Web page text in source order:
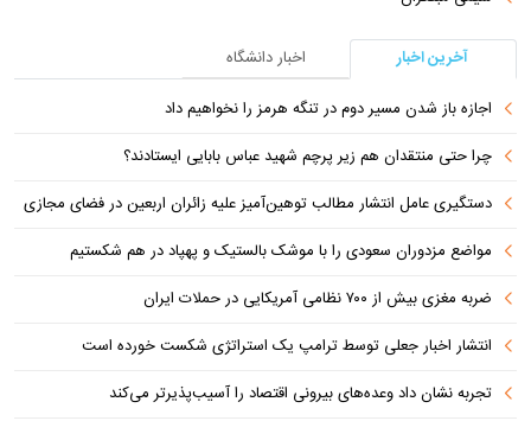
آخرین اخبار
اخبار دانشگاه
اجازه باز شدن مسیر دوم در تنگه هرمز را نخواهیم داد
چرا حتی منتقدان هم زیر پرچم شهید عباس بابایی ایستادند؟
دستگیری عامل انتشار مطالب توهین‌آمیز علیه زائران اربعین در فضای مجازی
مواضع مزدوران سعودی را با موشک بالستیک و پهپاد در هم شکستیم
ضربه مغزی بیش از ۷۰۰ نظامی آمریکایی در حملات ایران
انتشار اخبار جعلی توسط ترامپ یک استراتژی شکست خورده است
تجربه نشان داد وعده‌های بیرونی اقتصاد را آسیب‌پذیرتر می‌کند